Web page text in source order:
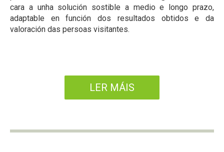
cara a unha solución sostible a medio e longo prazo,
adaptable en función dos resultados obtidos e da
valoración das persoas visitantes.
LER MÁIS